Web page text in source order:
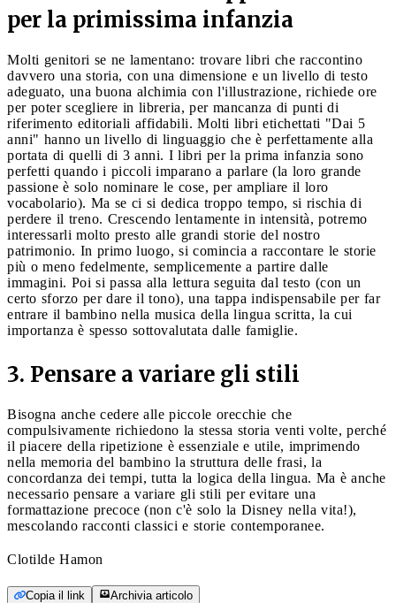
per la primissima infanzia
Molti genitori se ne lamentano: trovare libri che raccontino
davvero una storia, con una dimensione e un livello di testo
adeguato, una buona alchimia con l'illustrazione, richiede ore
per poter scegliere in libreria, per mancanza di punti di
riferimento editoriali affidabili. Molti libri etichettati "Dai 5
anni" hanno un livello di linguaggio che è perfettamente alla
portata di quelli di 3 anni. I libri per la prima infanzia sono
perfetti quando i piccoli imparano a parlare (la loro grande
passione è solo nominare le cose, per ampliare il loro
vocabolario). Ma se ci si dedica troppo tempo, si rischia di
perdere il treno. Crescendo lentamente in intensità, potremo
interessarli molto presto alle grandi storie del nostro
patrimonio. In primo luogo, si comincia a raccontare le storie
più o meno fedelmente, semplicemente a partire dalle
immagini. Poi si passa alla lettura seguita dal testo (con un
certo sforzo per dare il tono), una tappa indispensabile per far
entrare il bambino nella musica della lingua scritta, la cui
importanza è spesso sottovalutata dalle famiglie.
3. Pensare a variare gli stili
Bisogna anche cedere alle piccole orecchie che
compulsivamente richiedono la stessa storia venti volte, perché
il piacere della ripetizione è essenziale e utile, imprimendo
nella memoria del bambino la struttura delle frasi, la
concordanza dei tempi, tutta la logica della lingua. Ma è anche
necessario pensare a variare gli stili per evitare una
formattazione precoce (non c'è solo la Disney nella vita!),
mescolando racconti classici e storie contemporanee.
Clotilde Hamon
Copia il link Archivia articolo